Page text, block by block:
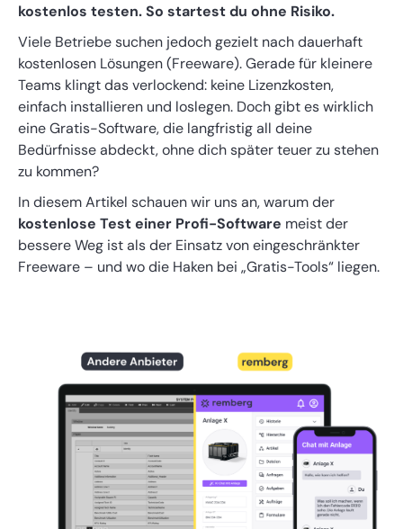
kostenlos testen. So startest du ohne Risiko.
Viele Betriebe suchen jedoch gezielt nach dauerhaft
kostenlosen Lösungen (Freeware). Gerade für kleinere
Teams klingt das verlockend: keine Lizenzkosten,
einfach installieren und loslegen. Doch gibt es wirklich
eine Gratis-Software, die langfristig all deine
Bedürfnisse abdeckt, ohne dich später teuer zu stehen
zu kommen?
In diesem Artikel schauen wir uns an, warum der
kostenlose Test einer Profi-Software meist der
bessere Weg ist als der Einsatz von eingeschränkter
Freeware – und wo die Haken bei „Gratis-Tools“ liegen.